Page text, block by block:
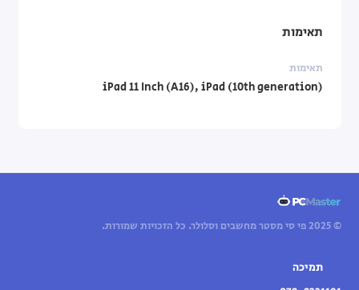
תאימות
תאימות
iPad 11 Inch (A16), iPad (10th generation)
© 2025 פי סי מסטר מחשבים וסלולר. כל הזכויות שמורות.
תמיכה